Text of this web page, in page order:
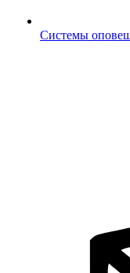
Системы